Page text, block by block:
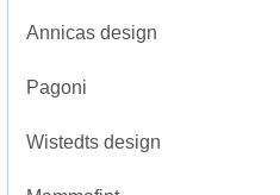
Annicas design
Pagoni
Wistedts design